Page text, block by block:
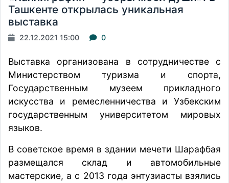
Ташкенте открылась уникальная
выставка
22.12.2021 15:00 0
Выставка организована в сотрудничестве с
Министерством туризма и спорта,
Государственным музеем прикладного
искусства и ремесленничества и Узбекским
государственным университетом мировых
языков.
В советское время в здании мечети Шарафбая
размещался склад и автомобильные
мастерские, а с 2013 года энтузиасты взялись